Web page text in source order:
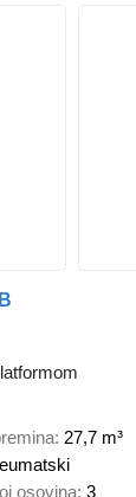
27,7 m³
osovina 3